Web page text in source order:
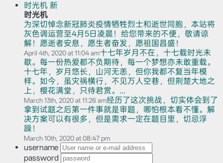
时光机 新
时光机
为深切悼念新冠肺炎疫情牺牲烈士和逝世同胞，本站将
灰色调运营至4月5日凌晨！给您带来的不便，敬请谅
解！愿逝者安息，愿生者奋发，愿祖国昌盛！
April 4th, 2020 at 11:04 am十七年岁月不在，十七载时光未
歇。每一份热爱都不负期待，每一个梦想亦未敢重载。
十七年，岁月悠长，山河无恙，但你我都不复当年模
样。如今，虽灾祸横行，不见万人空巷，但荆楚大地之
上，樱花满堂，只待君赏。...
March 13th, 2020 at 11:26 am经历了这次挑战，切实体会到了
拿到试题之后第一件事就是审题，哪怕根本看不懂。解
决方案可以有很多，但是需求一定在题目里，切忌浮
躁！
March 10th, 2020 at 08:47 pm
username
password